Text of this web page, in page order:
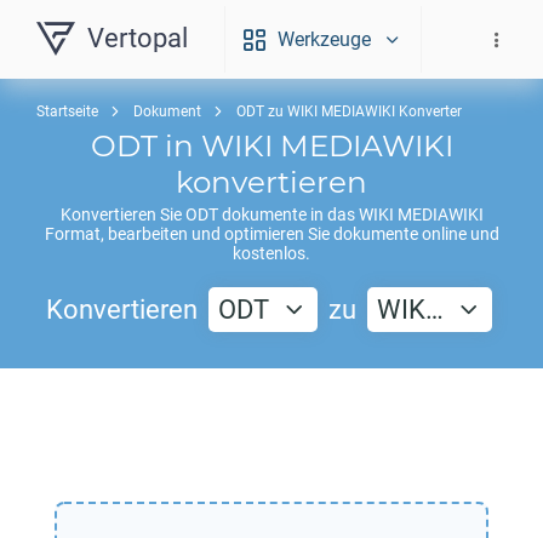
Vertopal Werkzeuge
Startseite Dokument ODT zu WIKI MEDIAWIKI Konverter
ODTin WIKI MEDIAWIKI
konvertieren
Konvertieren SieODTdokumente in dasWIKI MEDIAWIKI
Format, bearbeiten und optimieren Sie dokumente online und
kostenlos.
Konvertieren ODT zu WIK…